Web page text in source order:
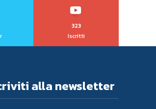
323
Iscritti
alla newsletter